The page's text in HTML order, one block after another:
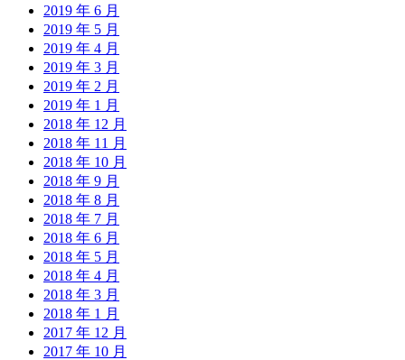
2019 年 6 月
2019 年 5 月
2019 年 4 月
2019 年 3 月
2019 年 2 月
2019 年 1 月
2018 年 12 月
2018 年 11 月
2018 年 10 月
2018 年 9 月
2018 年 8 月
2018 年 7 月
2018 年 6 月
2018 年 5 月
2018 年 4 月
2018 年 3 月
2018 年 1 月
2017 年 12 月
2017 年 10 月